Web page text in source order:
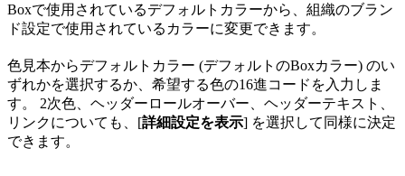
Boxで使用されているデフォルトカラーから、組織のブラン
ド設定で使用されているカラーに変更できます。
色見本からデフォルトカラー (デフォルトのBoxカラー) のい
ずれかを選択するか、希望する色の16進コードを入力しま
す。 2次色、ヘッダーロールオーバー、ヘッダーテキスト、
リンクについても、[詳細設定を表示] を選択して同様に決定
できます。